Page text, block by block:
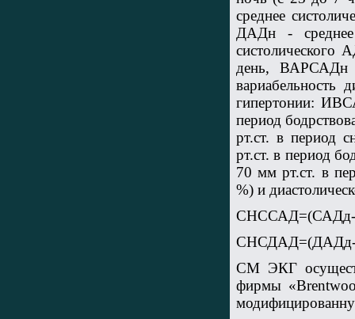
среднее
ДАДн -
систолического
день, ВАРСАДн
вариабельность
гипертонии:
период
рт.ст. в период
рт.ст. в период
70 мм рт.ст. в
%) и
СНССАД=(САДд-
СМ ЭКГ
фирмы